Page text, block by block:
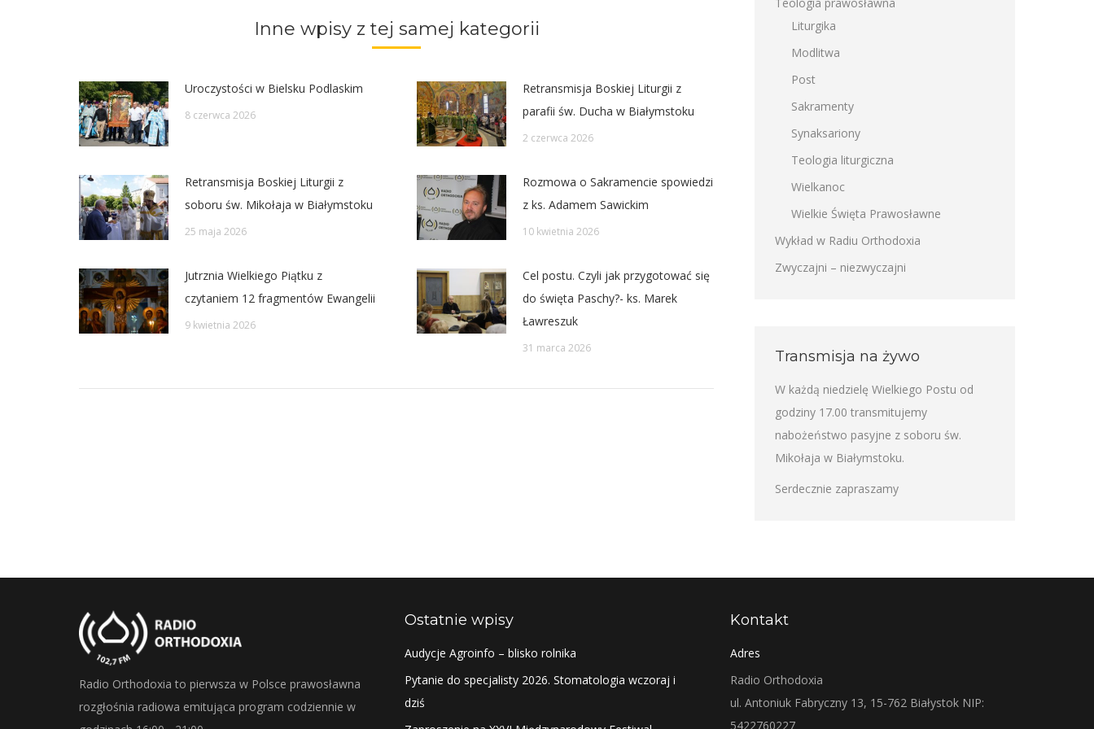
Inne wpisy z tej samej kategorii
Uroczystości w Bielsku Podlaskim
8 czerwca 2026
Retransmisja Boskiej Liturgii z
parafii św. Ducha w Białymstoku
2 czerwca 2026
Retransmisja Boskiej Liturgii z
soboru św. Mikołaja w Białymstoku
25 maja 2026
Rozmowa o Sakramencie spowiedzi
z ks. Adamem Sawickim
10 kwietnia 2026
Jutrznia Wielkiego Piątku z
czytaniem 12 fragmentów Ewangelii
9 kwietnia 2026
Cel postu. Czyli jak przygotować się
do święta Paschy?- ks. Marek
Ławreszuk
31 marca 2026
Liturgika
Modlitwa
Post
Sakramenty
Synaksariony
Teologia liturgiczna
Wielkanoc
Wielkie Święta Prawosławne
Wykład w Radiu Orthodoxia
Zwyczajni – niezwyczajni
Transmisja na żywo
W każdą niedzielę Wielkiego Postu od
godziny 17.00 transmitujemy
nabożeństwo pasyjne z soboru św.
Mikołaja w Białymstoku.
Serdecznie zapraszamy
Radio Orthodoxia to pierwsza w Polsce prawosławna
rozgłośnia radiowa emitująca program codziennie w
Ostatnie wpisy
Audycje Agroinfo – blisko rolnika
Pytanie do specjalisty 2026. Stomatologia wczoraj i
dziś
Kontakt
Adres
Radio Orthodoxia
ul. Antoniuk Fabryczny 13, 15-762 Białystok NIP:
5422760227